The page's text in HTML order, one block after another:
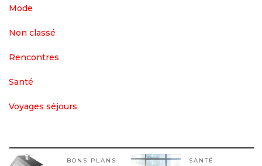
Mode
Non classé
Rencontres
Santé
Voyages séjours
BONS PLANS SANTÉ